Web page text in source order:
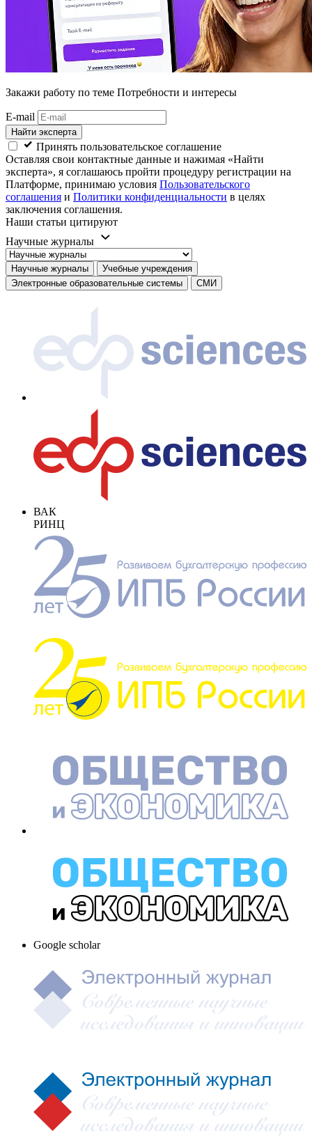
Закажи работу по теме Потребности и интересы
E-mail
Найти эксперта
Принять пользовательское соглашение
Оставляя свои контактные данные и нажимая «Найти
эксперта», я соглашаюсь пройти процедуру регистрации на
Платформе, принимаю условия Пользовательского
соглашения и Политики конфиденциальности в целях
заключения соглашения.
Наши статьи цитируют
Научные журналы
Научные журналы
Учебные учреждения
Электронные образовательные системы
СМИ
ВАК
РИНЦ
Google scholar